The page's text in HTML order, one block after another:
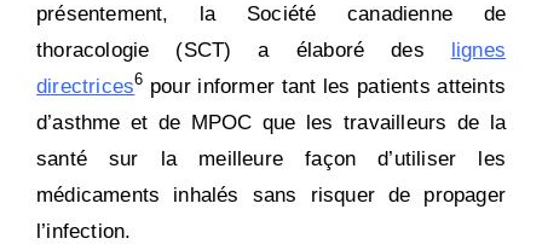
présentement, la Société canadienne de
thoracologie (SCT) a élaboré des lignes
directrices6 pour informer tant les patients atteints
d’asthme et de MPOC que les travailleurs de la
santé sur la meilleure façon d’utiliser les
médicaments inhalés sans risquer de propager
l’infection.